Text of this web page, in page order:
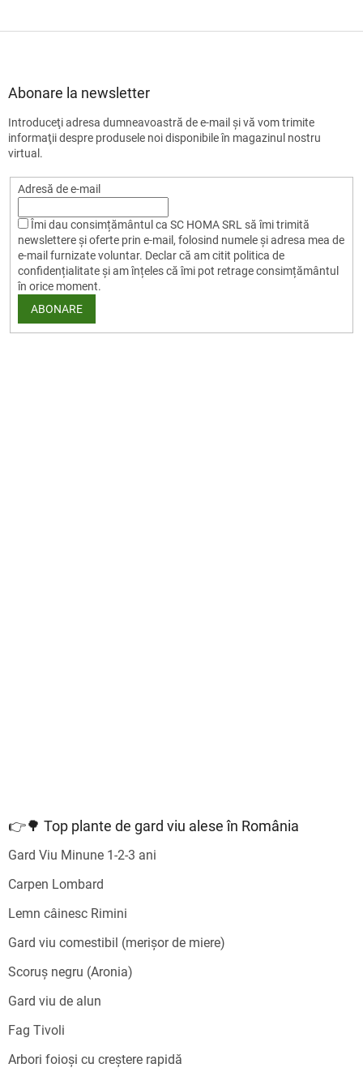
Abonare la newsletter
Introduceţi adresa dumneavoastră de e-mail şi vă vom trimite
informaţii despre produsele noi disponibile în magazinul nostru
virtual.
Adresă de e-mail
Îmi dau consimțământul ca SC HOMA SRL să îmi trimită
newslettere și oferte prin e-mail, folosind numele și adresa mea de
e-mail furnizate voluntar. Declar că am citit politica de
confidențialitate și am înțeles că îmi pot retrage consimțământul
în orice moment.
ABONARE
👉🌳 Top plante de gard viu alese în România
Gard Viu Minune 1-2-3 ani
Carpen Lombard
Lemn câinesc Rimini
Gard viu comestibil (merișor de miere)
Scoruș negru (Aronia)
Gard viu de alun
Fag Tivoli
Arbori foioși cu creștere rapidă